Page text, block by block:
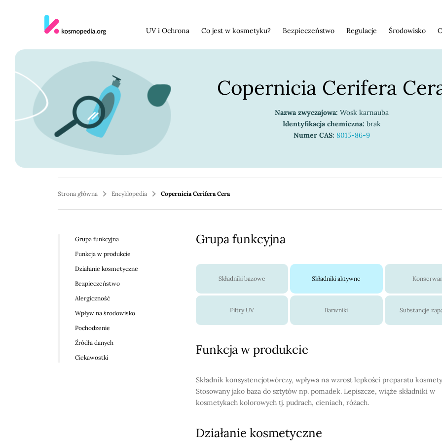
UV i Ochrona Co jest w kosmetyku? Bezpieczeństwo Regulacje Środowisko
Copernicia Cerifera
Nazwa zwyczajowa: Wosk karnauba
Identyfikacja chemiczna: brak
Numer CAS: 8015-86-9
Strona główna Encyklopedia Copernicia Cerifera Cera
Grupa funkcyjna
Składniki bazowe Składniki aktywne
Filtry UV Barwniki Substancje
Funkcja w produkcie
Składnik konsystencjotwórczy, wpływa na wzrost lepkości preparatu
Stosowany jako baza do sztytów np. pomadek. Lepiszcze, wiąże składniki w
kosmetykach kolorowych tj. pudrach, cieniach, różach.
Działanie kosmetyczne
Grupa funkcyjna
Funkcja w produkcie
Działanie kosmetyczne
Bezpieczeństwo
Alergiczność
Wpływ na środowisko
Pochodzenie
Źródła danych
Ciekawostki